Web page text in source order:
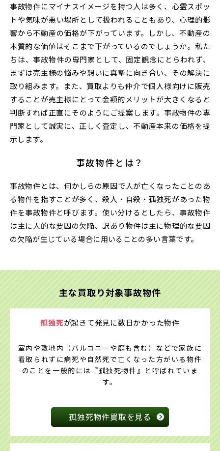
事故物件にマイナスイメージを持つ人は多く、心霊スポッ
トや気味が悪い場所として扱われることもあり、心理的影
響から不動産の価格が下がっています。しかし、不動産の
本質的な価値はそこまで下がっているのでしょうか。私た
ちは、事故物件の専門家として、固定観念にとらわれず、
まずは売主様の悩みや想いに真摯に向き合い、その解決に
取り組みます。また、買取よりも仲介で個人様向けに販売
することが売主様にとって金額的メリットが大きくなると
判断すれば正直にそのようにご提案します。事故物件の専
門家として誠実に、正しく査定し、不動産本来の価格を提
示します。
事故物件とは？
事故物件とは、何かしらの原因で人が亡くなったことのあ
る物件を指すことが多く、殺人・自殺・孤独死があった物
件を事故物件と呼びます。使い分けるとしたら、事故物件
は主に人的な要因の欠陥、訳あり物件は主に物理的な要因
の欠陥が生じている場合に用いることの多い言葉です。
主な買取り対象事故物件
孤独死が起きて発見に数日かかった物件
室内や敷地内（バルコニーや庭も含む）などで家族に
看取られずに病死や自然死で亡くなった方がいる物件
のことを一般的には『孤独死物件』と呼ばれていま
す。
孤独死物件買取を見る